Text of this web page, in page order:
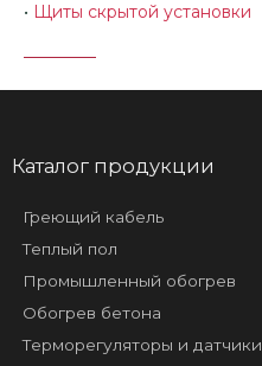
• Щиты скрытой установки
Каталог продукции
Греющий кабель
Теплый пол
Промышленный обогрев
Обогрев бетона
Терморегуляторы и датчики